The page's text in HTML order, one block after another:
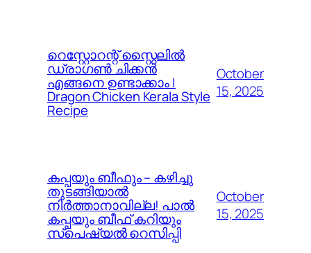
റെസ്റ്റോറന്റ് സ്റ്റൈലിൽ
ഡ്രാഗൺ ചിക്കൻ
എങ്ങനെ ഉണ്ടാക്കാം |
Dragon Chicken Kerala Style
Recipe
October
15, 2025
കപ്പയും ബീഫും – കഴിച്ചു
തുടങ്ങിയാൽ
നിർത്താനാവില്ല! പാൽ
കപ്പയും ബീഫ് കറിയും
സ്പെഷ്യൽ റെസിപ്പി
October
15, 2025